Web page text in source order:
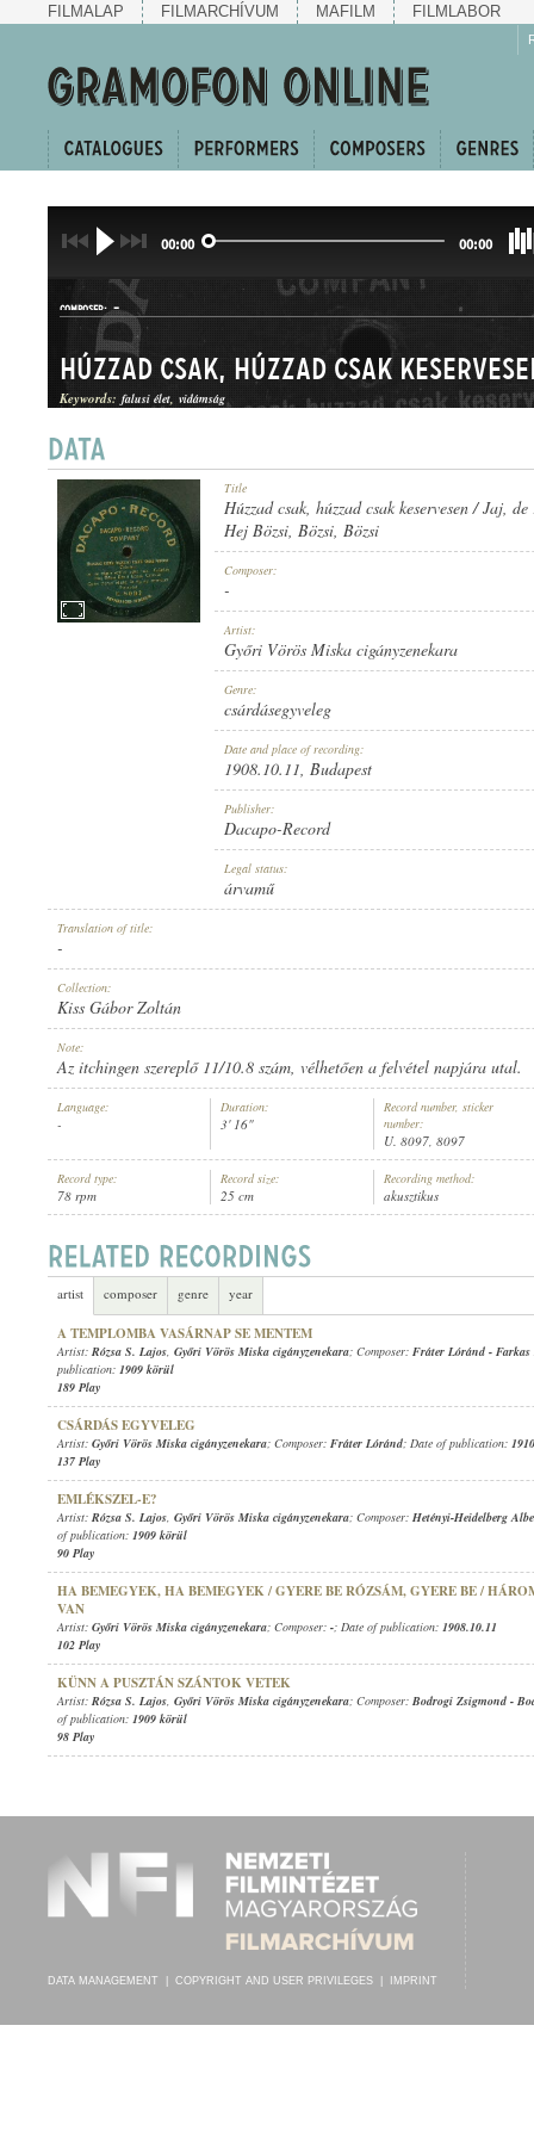
FILMALAP FILMARCHÍVUM MAFILM FILMLABOR
00:00 00:00
ARTIST: GYŐRI VÖRÖS MISKA CIGÁNYZENEKARA
COMPOSER: -
CSÁRDÁSEGYVELEG
DACAPO-RECORD
U. 8097
Keywords: falusi élet vidámság
Title
Húzzad csak, húzzad csak keservesen / Jaj,
Hej Bözsi, Bözsi, Bözsi
Composer:
-
Artist:
Győri Vörös Miska cigányzenekara
Genre:
csárdásegyveleg
Date and place of recording:
1908.10.11, Budapest
Publisher:
Dacapo-Record
Legal status:
árvamű
Translation of title:
-
Collection:
Kiss Gábor Zoltán
Note:
Az itchingen szereplő 11/10.8 szám, vélhetően a felvétel napjára utal.
Language:
-
Duration:
3' 16"
Record number, sticker
number:
U. 8097, 8097
Record type:
78 rpm
Record size:
25 cm
Recording method:
akusztikus
artist composer genre year
A TEMPLOMBA VASÁRNAP SE MENTEM
Artist: Rózsa S. Lajos, Győri Vörös Miska cigányzenekara; Composer: Fráter Lóránd -
publication: 1909 körül
189 Play
CSÁRDÁS EGYVELEG
Artist: Győri Vörös Miska cigányzenekara; Composer: Fráter Lóránd; Date of publication:
137 Play
EMLÉKSZEL-E?
Artist: Rózsa S. Lajos, Győri Vörös Miska cigányzenekara; Composer: Hetényi-Heidelberg
of publication: 1909 körül
90 Play
HA BEMEGYEK, HA BEMEGYEK / GYERE BE RÓZSÁM, GYERE BE /
VAN
Artist: Győri Vörös Miska cigányzenekara; Composer: -; Date of publication: 1908.10.11
102 Play
KÜNN A PUSZTÁN SZÁNTOK VETEK
Artist: Rózsa S. Lajos, Győri Vörös Miska cigányzenekara; Composer: Bodrogi Zsigmond -
of publication: 1909 körül
98 Play
DATA MANAGEMENT COPYRIGHT AND USER PRIVILEGES IMPRINT